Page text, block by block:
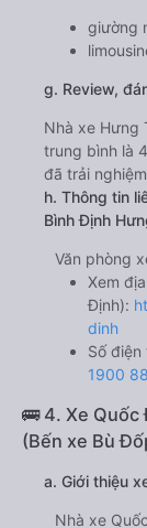
giường
g. Review,
Nhà xe Hưng
trung bình là
đã trải
h. Thông tin
Bình Định
Văn phòng
Xem
Định):
dinh
Số
1900
🚌 4. Xe
(Bến xe Bù
a. Giới thiệu
Nhà xe